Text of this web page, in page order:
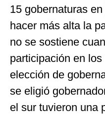
15 gobernaturas
hacer más alta la
no se sostiene
participación en
elección de
se eligió
el sur tuvieron una